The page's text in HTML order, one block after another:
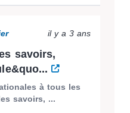
il y a 3 ans
savoirs,
à tous les
savoirs, ...